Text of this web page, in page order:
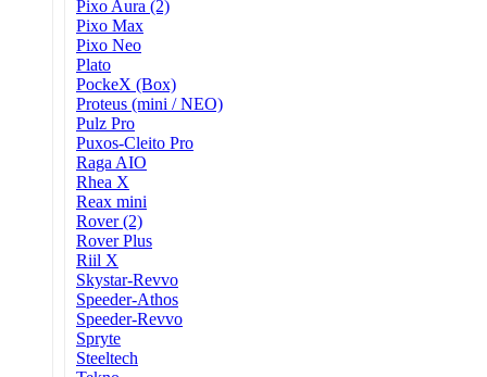
Pixo Aura (2)
Pixo Max
Pixo Neo
Plato
PockeX (Box)
Proteus (mini / NEO)
Pulz Pro
Puxos-Cleito Pro
Raga AIO
Rhea X
Reax mini
Rover (2)
Rover Plus
Riil X
Skystar-Revvo
Speeder-Athos
Speeder-Revvo
Spryte
Steeltech